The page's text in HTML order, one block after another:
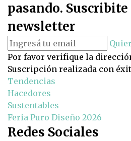
pasando.
newsletter
Por favor verifique la
Suscripción realizada con
Tendencias
Hacedores
Sustentables
Feria Puro Diseño 2026
Redes Sociales